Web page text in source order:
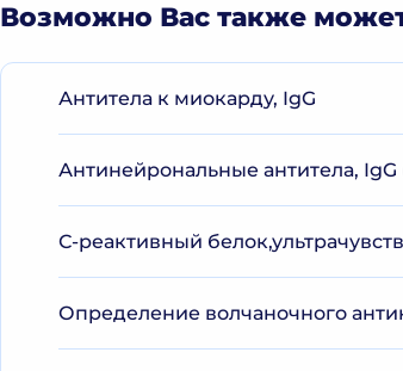
Возможно Вас также
Антитела к миокарду, IgG
Антинейрональные антитела,
С-реактивный
Определение волчаночного